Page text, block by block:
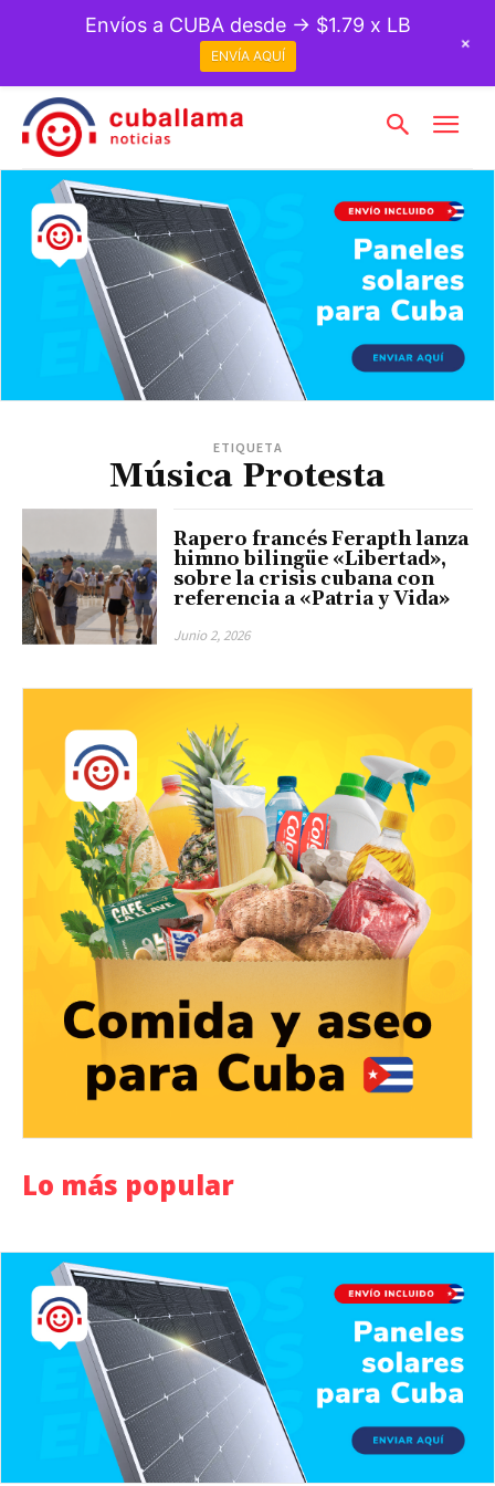
ETIQUETA
Música Protesta
Rapero francés Ferapth lanza
himno bilingüe «Libertad»,
sobre la crisis cubana con
referencia a «Patria y Vida»
Junio 2, 2026
Lo más popular
Envíos a CUBA desde → $1.79 x LB
ENVÍA AQUÍ
+